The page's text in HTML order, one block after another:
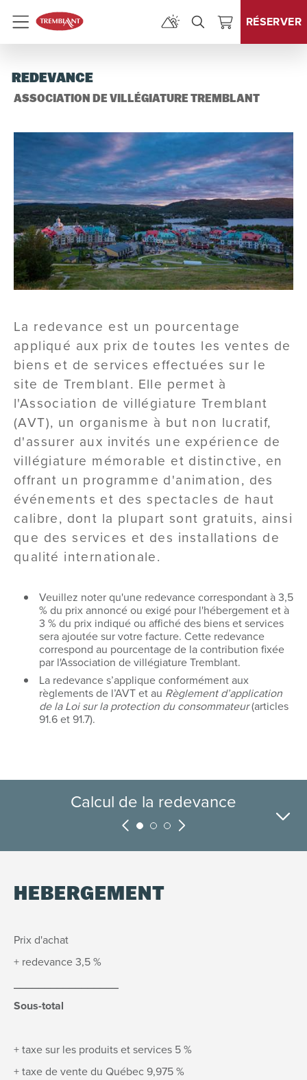
Menu RÉSERVER
REDEVANCE
ASSOCIATION DE VILLÉGIATURE TREMBLANT
La redevance est un pourcentage
appliqué aux prix de toutes les ventes de
biens et de services effectuées sur le
site de Tremblant. Elle permet à
l'Association de villégiature Tremblant
(AVT), un organisme à but non lucratif,
d'assurer aux invités une expérience de
villégiature mémorable et distinctive, en
offrant un programme d'animation, des
événements et des spectacles de haut
calibre, dont la plupart sont gratuits, ainsi
que des services et des installations de
qualité internationale.
Veuillez noter qu'une redevance correspondant à 3,5
% du prix annoncé ou exigé pour l'hébergement et à
3 % du prix indiqué ou affiché des biens et services
sera ajoutée sur votre facture. Cette redevance
correspond au pourcentage de la contribution fixée
par l'Association de villégiature Tremblant.
La redevance s’applique conformément aux
règlements de l’AVT et au Règlement d’application
de la Loi sur la protection du consommateur(articles
91.6 et 91.7).
Calcul de la redevance
Financement
Questions fréquentes
HÉBERGEMENT
Prix d'achat
+ redevance 3,5 %
Sous-total
+ taxe sur les produits et services 5 %
+ taxe de vente du Québec 9,975 %